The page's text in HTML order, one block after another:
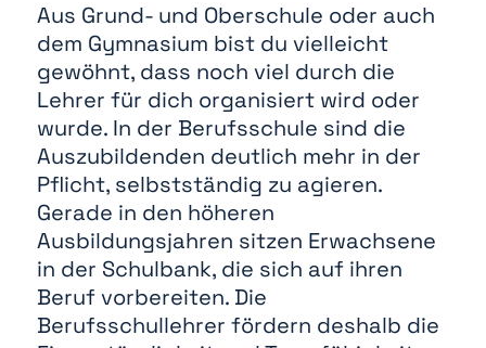
Aus Grund- und Oberschule oder auch
dem Gymnasium bist du vielleicht
gewöhnt, dass noch viel durch die
Lehrer für dich organisiert wird oder
wurde. In der Berufsschule sind die
Auszubildenden deutlich mehr in der
Pflicht, selbstständig zu agieren.
Gerade in den höheren
Ausbildungsjahren sitzen Erwachsene
in der Schulbank, die sich auf ihren
Beruf vorbereiten. Die
Berufsschullehrer fördern deshalb die